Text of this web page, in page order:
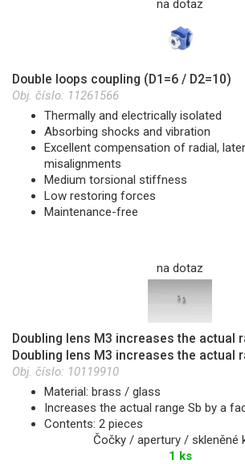
na dotaz
Double loops coupling (D1=6 / D2=10)
Obj. číslo: 11261566
Thermally and electrically isolated
Absorbing shocks and vibration
Excellent compensation of radial,
misalignments
Medium torsional stiffness
Low restoring forces
Maintenance-free
na dotaz
Doubling lens M3 increases the actual
Doubling lens M3 increases the actual
Obj. číslo: 10119910
Material: brass / glass
Increases the actual range Sb by a
Contents: 2 pieces
Čočky / apertury / skleněné
1 ks